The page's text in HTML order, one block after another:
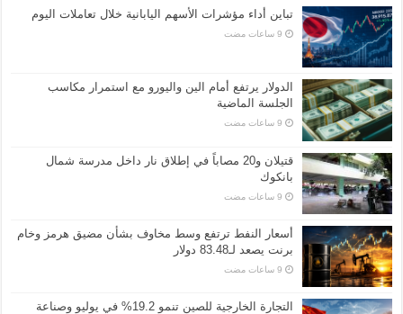
تباين أداء مؤشرات الأسهم اليابانية خلال تعاملات اليوم
الدولار يرتفع أمام الين واليورو مع استمرار مكاسب
الجلسة الماضية
قتيلان و20 مصاباً في إطلاق نار داخل مدرسة شمال
بانكوك
أسعار النفط ترتفع وسط مخاوف بشأن مضيق هرمز وخام
برنت يصعد لـ83.48 دولار
التجارة الخارجية للصين تنمو 19.2% في يوليو وصناعة